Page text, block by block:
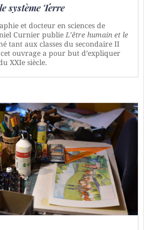
système Terre
et docteur en sciences de
Curnier publie L’être humain et le
tant aux classes du secondaire II
ouvrage a pour but d’expliquer
XXIe siècle.